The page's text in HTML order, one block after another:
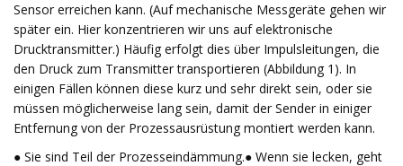
Sensor erreichen kann. (Auf mechanische Messgeräte gehen wir
später ein. Hier konzentrieren wir uns auf elektronische
Drucktransmitter.) Häufig erfolgt dies über Impulsleitungen, die
den Druck zum Transmitter transportieren (Abbildung 1). In
einigen Fällen können diese kurz und sehr direkt sein, oder sie
müssen möglicherweise lang sein, damit der Sender in einiger
Entfernung von der Prozessausrüstung montiert werden kann.
● Sie sind Teil der Prozesseindämmung.● Wenn sie lecken, geht